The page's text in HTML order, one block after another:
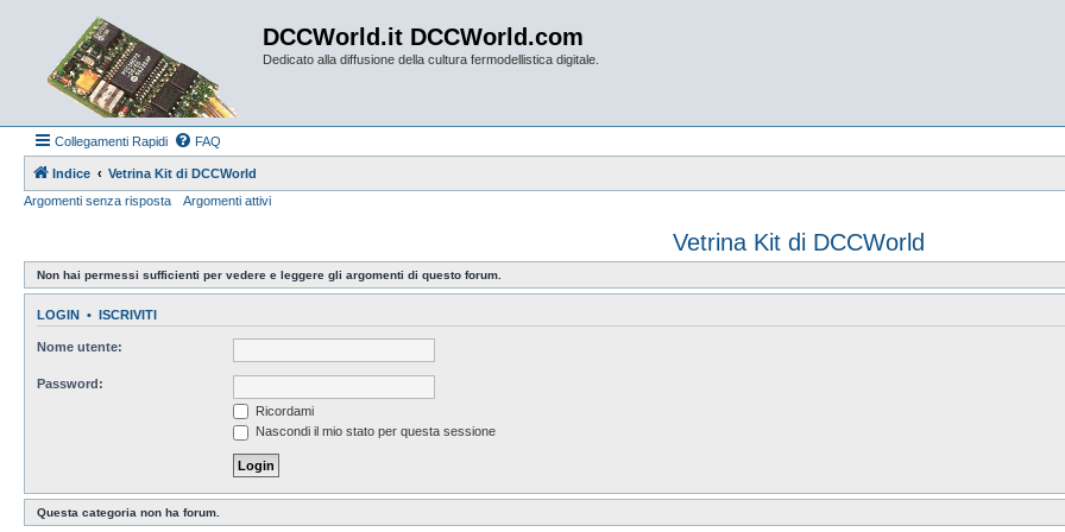
DCCWorld.it DCCWorld.com
Dedicato alla diffusione della cultura fermodellistica digitale.
Collegamenti Rapidi FAQ
Indice
Vetrina Kit di DCCWorld
Argomenti senza risposta
Argomenti attivi
Vetrina Kit di DCCWorld
Non hai permessi sufficienti per vedere e leggere gli argomenti di questo forum.
LOGIN • ISCRIVITI
Nome utente:
Password:
Ricordami
Nascondi il mio stato per questa sessione
Questa categoria non ha forum.